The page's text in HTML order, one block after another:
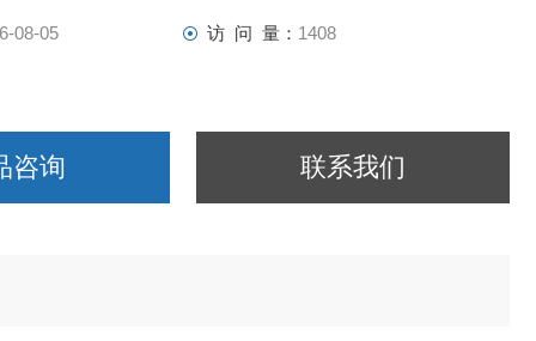
08-05 访 问 量： 1408
咨询 联系我们